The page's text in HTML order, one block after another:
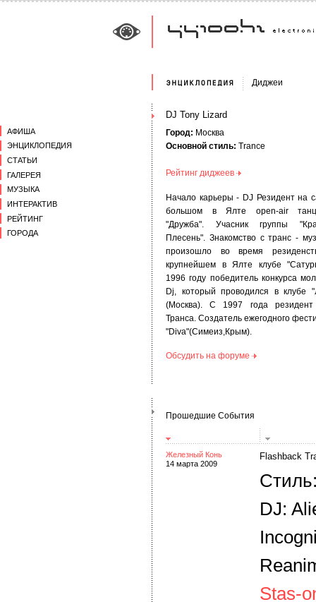
АФИША
ЭНЦИКЛОПЕДИЯ
СТАТЬИ
ГАЛЕРЕЯ
МУЗЫКА
ИНТЕРАКТИВ
РЕЙТИНГ
ГОРОДА
Диджеи
DJ Tony Lizard
Город: Москва
Основной стиль: Trance
Рейтинг диджеев
Начало карьеры - DJ Резидент на
большом в Ялте open-air
"Дружба". Учасник группы
Плесень". Знакомство с транс -
произошло во время
крупнейшем в Ялте клубе
1996 году победитель конкурса
Dj, который проводился в клубе
(Москва). С 1997 года
Транса. Создатель ежегодного
"Diva"(Симеиз,Крым).
Обсудить на форуме
Прошедшие События
Железный Конь
14 марта 2009
Flashback
DJ:
Stas-